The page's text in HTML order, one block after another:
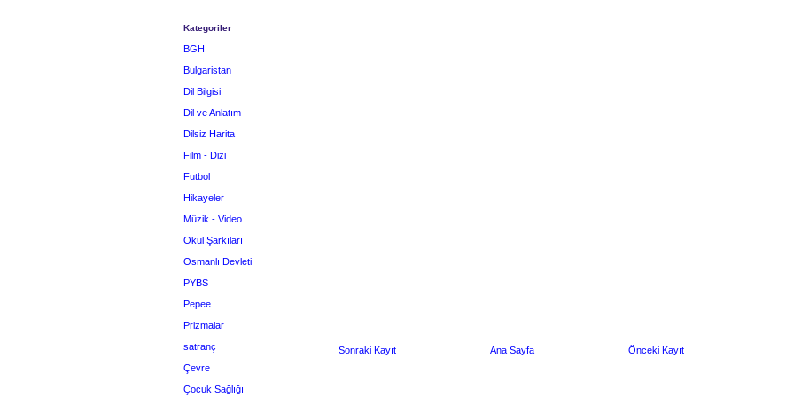
Sonraki Kayıt Önceki Kayıt
Ana Sayfa
Kategoriler
BGH
Bulgaristan
Dil Bilgisi
Dil ve Anlatım
Dilsiz Harita
Film - Dizi
Futbol
Hikayeler
Müzik - Video
Okul Şarkıları
Osmanlı Devleti
PYBS
Pepee
Prizmalar
satranç
Çevre
Çocuk Sağlığı